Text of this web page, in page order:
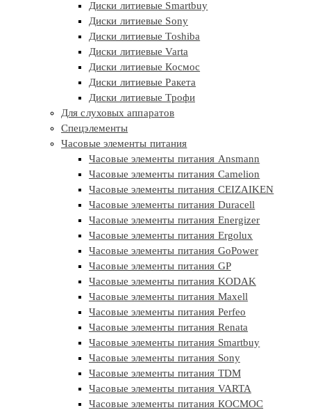
Диски литиевые Smartbuy
Диски литиевые Sony
Диски литиевые Toshiba
Диски литиевые Varta
Диски литиевые Космос
Диски литиевые Ракета
Диски литиевые Трофи
Для слуховых аппаратов
Спецэлементы
Часовые элементы питания
Часовые элементы питания Ansmann
Часовые элементы питания Camelion
Часовые элементы питания CEIZAIKEN
Часовые элементы питания Duracell
Часовые элементы питания Energizer
Часовые элементы питания Ergolux
Часовые элементы питания GoPower
Часовые элементы питания GP
Часовые элементы питания KODAK
Часовые элементы питания Maxell
Часовые элементы питания Perfeo
Часовые элементы питания Renata
Часовые элементы питания Smartbuy
Часовые элементы питания Sony
Часовые элементы питания TDM
Часовые элементы питания VARTA
Часовые элементы питания КОСМОС